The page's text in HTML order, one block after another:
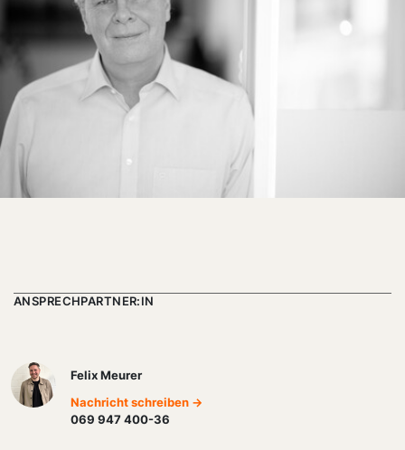
ANSPRECHPARTNER:IN
Felix Meurer
Nachricht schreiben →
069 947 400-36